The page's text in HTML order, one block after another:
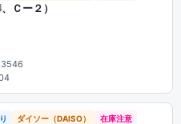
Ｃー２）
ダイソー（DAISO） 在庫注意